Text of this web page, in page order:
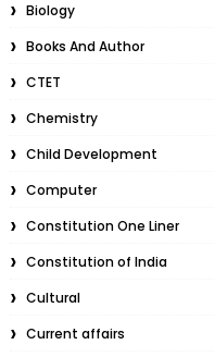
Biology
Books And Author
CTET
Chemistry
Child Development
Computer
Constitution One Liner
Constitution of India
Cultural
Current affairs